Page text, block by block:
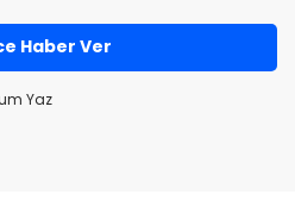
Haber Ver
Yaz